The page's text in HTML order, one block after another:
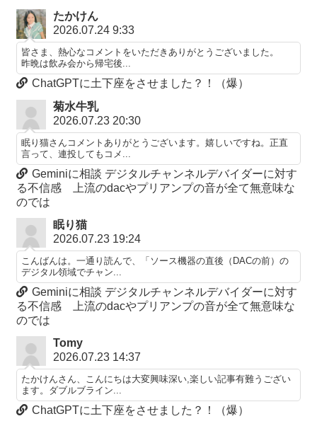
たかけん
2026.07.24 9:33
皆さま、熱心なコメントをいただきありがとうございました。
昨晩は飲み会から帰宅後...
ChatGPTに土下座をさせました？！（爆）
菊水牛乳
2026.07.23 20:30
眠り猫さんコメントありがとうございます。嬉しいですね。正直
言って、連投してもコメ...
Geminiに相談 デジタルチャンネルデバイダーに対す
る不信感 上流のdacやプリアンプの音が全て無意味な
のでは
眠り猫
2026.07.23 19:24
こんばんは。一通り読んで、「ソース機器の直後（DACの前）の
デジタル領域でチャン...
Geminiに相談 デジタルチャンネルデバイダーに対す
る不信感 上流のdacやプリアンプの音が全て無意味な
のでは
Tomy
2026.07.23 14:37
たかけんさん、こんにちは大変興味深い,楽しい記事有難うござい
ます。ダブルブライン...
ChatGPTに土下座をさせました？！（爆）